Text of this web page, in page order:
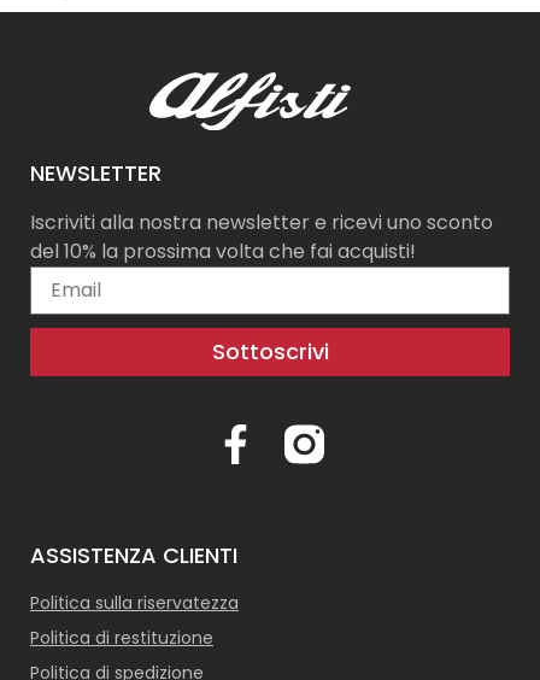
NEWSLETTER
Iscriviti alla nostra newsletter e ricevi uno sconto
del 10% la prossima volta che fai acquisti!
Sottoscrivi
ASSISTENZA CLIENTI
Politica sulla riservatezza
Politica di restituzione
Politica di spedizione